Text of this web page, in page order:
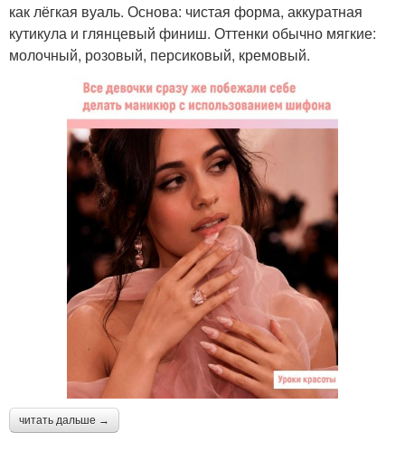
как лёгкая вуаль. Основа: чистая форма, аккуратная
кутикула и глянцевый финиш. Оттенки обычно мягкие:
молочный, розовый, персиковый, кремовый.
читать дальше →